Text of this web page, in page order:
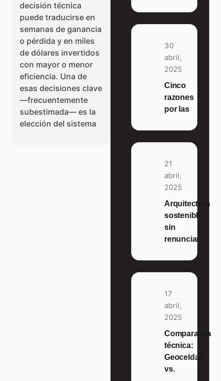
decisión técnica
puede traducirse en
semanas de ganancia
o pérdida y en miles
de dólares invertidos
con mayor o menor
eficiencia. Una de
esas decisiones clave
—frecuentemente
subestimada— es la
elección del sistema
30
abril,
2025
Cinco
razones
por las
21
abril,
2025
Arquitectura
sostenible
sin
renunciar
17
abril,
2025
Comparativa
técnica:
Geoceldas
vs.